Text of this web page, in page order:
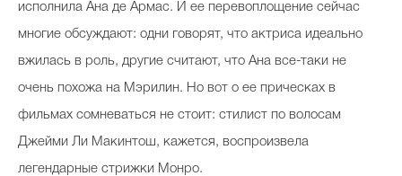
Выбор визажистов
исполнила Ана де Армас. И ее перевоплощение сейчас
многие обсуждают: одни говорят, что актриса идеально
вжилась в роль, другие считают, что Ана все-таки не
очень похожа на Мэрилин. Но вот о ее прическах в
фильмах сомневаться не стоит: стилист по волосам
Джейми Ли Макинтош, кажется, воспроизвела
легендарные стрижки Монро.